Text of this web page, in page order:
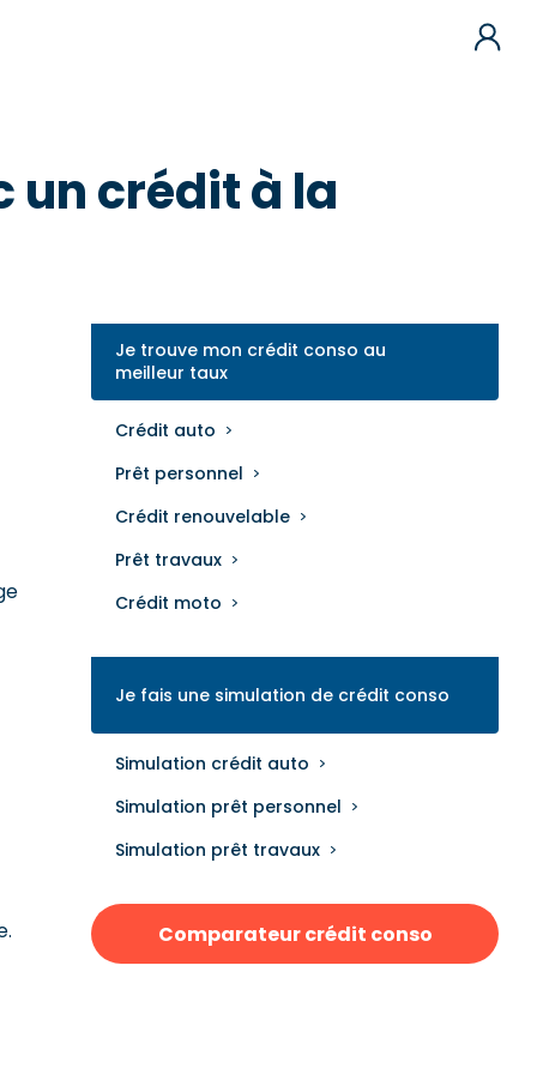
un crédit à la
Je trouve mon crédit conso au
meilleur taux
Crédit auto
Prêt personnel
Crédit renouvelable
Prêt travaux
Crédit moto
Je fais une simulation de crédit conso
Simulation crédit auto
Simulation prêt personnel
Simulation prêt travaux
Comparateur crédit conso